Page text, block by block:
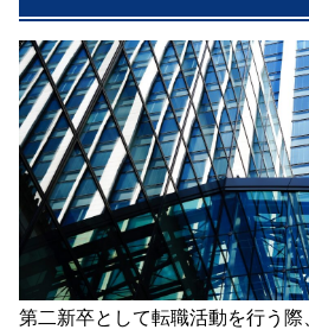
第二新卒として転職活動を行う